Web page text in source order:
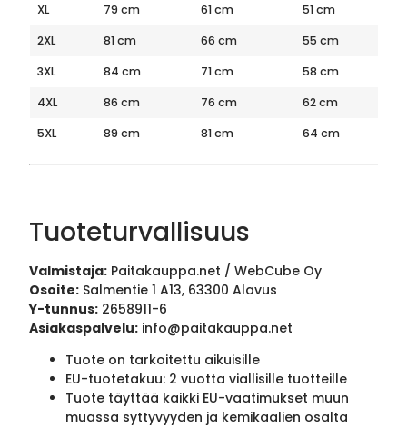
XL
79 cm 61 cm
51 cm
2XL
81 cm 66 cm
55 cm
3XL
84 cm 71 cm
58 cm
4XL
86 cm 76 cm
62 cm
5XL
89 cm 81 cm 64 cm
Tuoteturvallisuus
Valmistaja: Paitakauppa.net / WebCube Oy
Osoite: Salmentie 1 A13, 63300 Alavus
Y-tunnus: 2658911-6
Asiakaspalvelu: info@paitakauppa.net
Tuote on tarkoitettu aikuisille
EU-tuotetakuu: 2 vuotta viallisille tuotteille
Tuote täyttää kaikki EU-vaatimukset muun
muassa syttyvyyden ja kemikaalien osalta